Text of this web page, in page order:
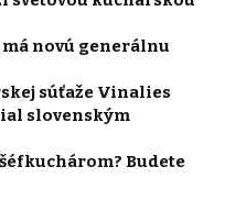
má novú generálnu
súťaže Vinalies
slovenským
Budete